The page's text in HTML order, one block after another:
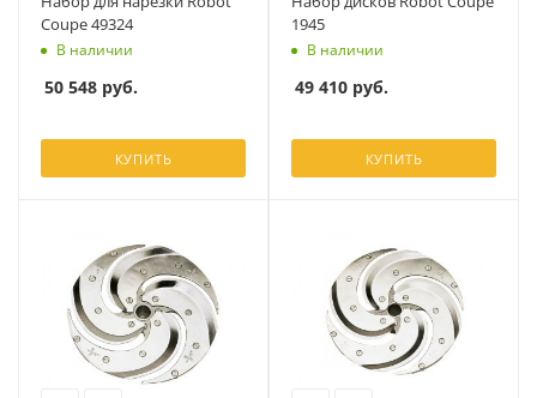
Coupe 49324
В наличии
50 548 руб.
КУПИТЬ
1945
В наличии
49 410 руб.
КУПИТЬ